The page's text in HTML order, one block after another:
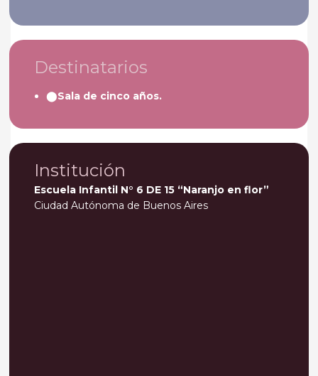
Destinatarios
Sala de cinco años.
Institución
Escuela Infantil N° 6 DE 15 “Naranjo en flor”
Ciudad Autónoma de Buenos Aires